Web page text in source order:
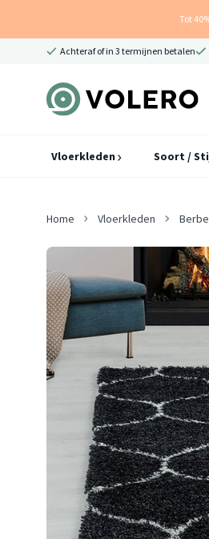
Tot
Achteraf of in 3 termijnen betalen
Vloerkleden Soort /
Home Vloerkleden